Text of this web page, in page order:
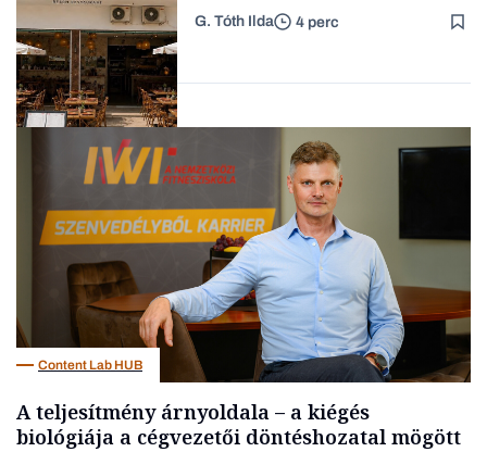
Családi
vállalkozások
G. Tóth Ilda 4 perc
Content Lab HUB
A teljesítmény árnyoldala – a kiégés
biológiája a cégvezetői döntéshozatal mögött